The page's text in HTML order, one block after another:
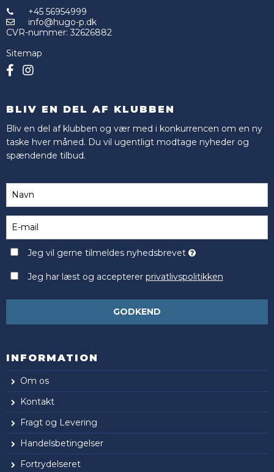
+45 56954999
info@hugo-p.dk
CVR-nummer: 32626882
Sitemap
BLIV EN DEL AF KLUBBEN
Bliv en del af klubben og vær med i konkurrencen om en ny
taske hver måned. Du vil ugentligt modtage nyheder og
spændende tilbud.
Jeg vil gerne tilmeldes nyhedsbrevet
Jeg har læst og accepterer privatlivspolitikken
GODKEND
INFORMATION
Om os
Kontakt
Fragt og Levering
Handelsbetingelser
Fortrydelseret